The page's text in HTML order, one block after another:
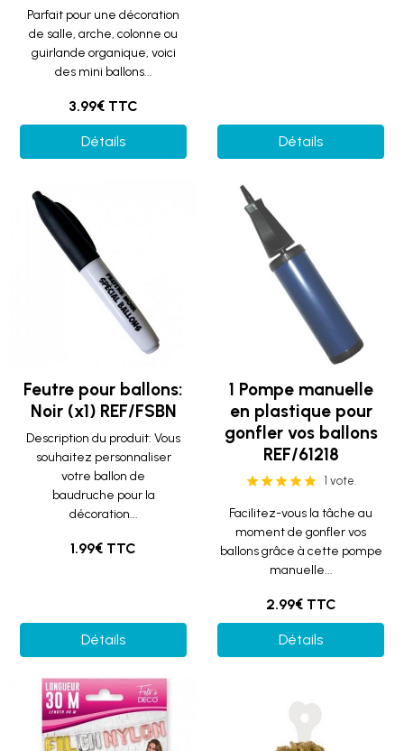
Parfait pour une décoration
de salle, arche, colonne ou
guirlande organique, voici
des mini ballons...
3.99€ TTC
Détails Détails
Feutre pour ballons:
Noir (x1) REF/FSBN
Description du produit: Vous
souhaitez personnaliser
votre ballon de
baudruche pour la
décoration...
1.99€ TTC
Détails
1 Pompe manuelle
en plastique pour
gonfler vos ballons
REF/61218
1 vote.
Facilitez-vous la tâche au
moment de gonfler vos
ballons grâce à cette pompe
manuelle...
2.99€ TTC
Détails